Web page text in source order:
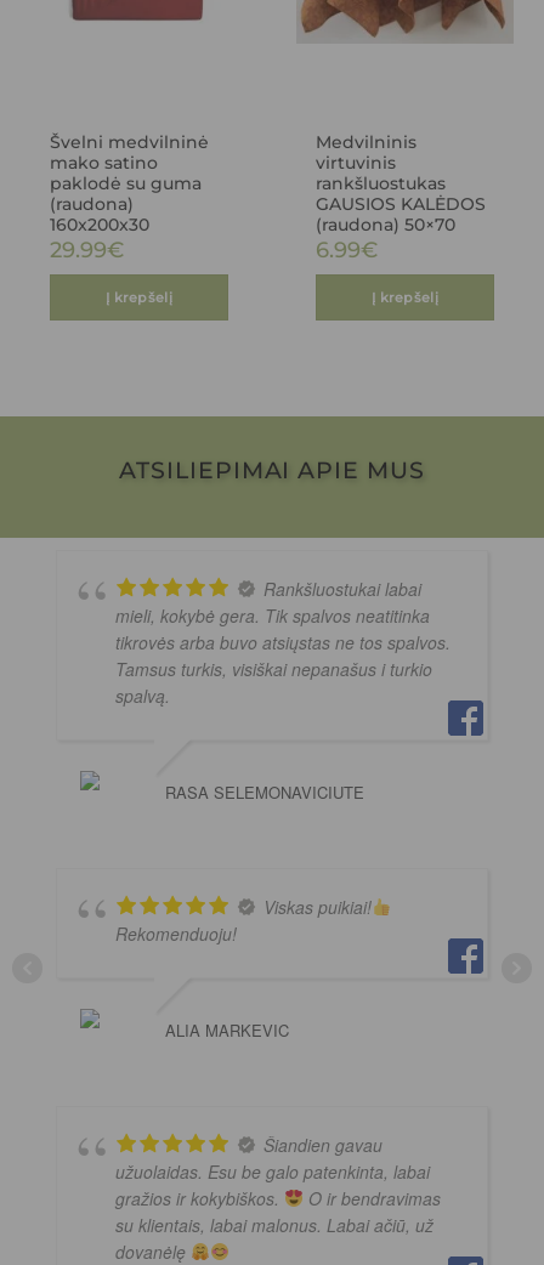
Švelni medvilninė
mako satino
paklodė su guma
(raudona)
160x200x30
29.99€
Į krepšelį
Medvilninis
virtuvinis
rankšluostukas
GAUSIOS KALĖDOS
(raudona) 50×70
6.99€
Į krepšelį
ATSILIEPIMAI APIE MUS
Rankšluostukai labai
mieli, kokybė gera. Tik spalvos neatitinka
tikrovės arba buvo atsiųstas ne tos spalvos.
Tamsus turkis, visiškai nepanašus i turkio
spalvą.
RASA SELEMONAVICIUTE
Viskas puikiai!
Rekomenduoju!
ALIA MARKEVIC
Šiandien gavau
užuolaidas. Esu be galo patenkinta, labai
gražios ir kokybiškos.
O ir bendravimas
su klientais, labai malonus. Labai ačiū, už
dovanėlę